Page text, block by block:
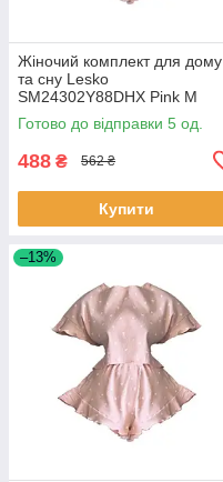
Жіночий комплект для дому
та сну Lesko
SM24302Y88DHX Pink M
футболка та шорти жіноча
піжама 5 шт.
Готово до відправки 5 од.
488 ₴ 562 ₴
Купити
–13%